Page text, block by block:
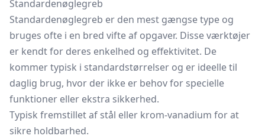
Standardenøglegreb
Standardenøglegreb er den mest gængse type og
bruges ofte i en bred vifte af opgaver. Disse værktøjer
er kendt for deres enkelhed og effektivitet. De
kommer typisk i standardstørrelser og er ideelle til
daglig brug, hvor der ikke er behov for specielle
funktioner eller ekstra sikkerhed.
Typisk fremstillet af stål eller krom-vanadium for at
sikre holdbarhed.